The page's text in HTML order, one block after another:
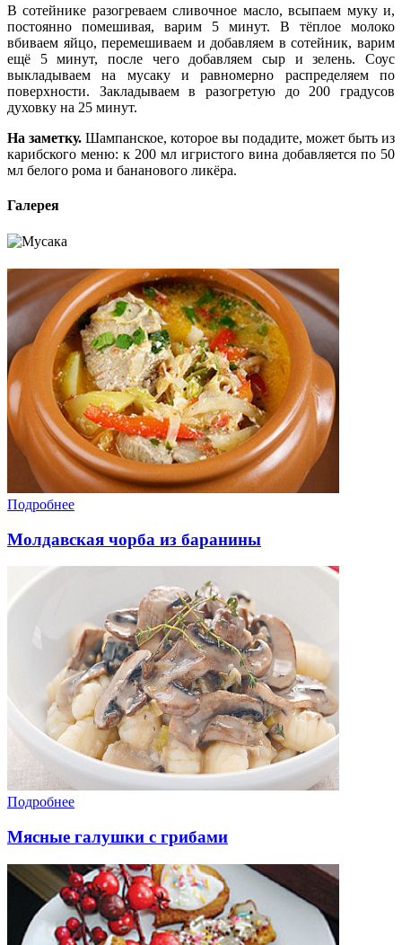
В сотейнике разогреваем сливочное масло, всыпаем муку и,
постоянно помешивая, варим 5 минут. В тёплое молоко
вбиваем яйцо, перемешиваем и добавляем в сотейник, варим
ещё 5 минут, после чего добавляем сыр и зелень. Соус
выкладываем на мусаку и равномерно распределяем по
поверхности. Закладываем в разогретую до 200 градусов
духовку на 25 минут.
На заметку. Шампан­ское, которое вы подадите, может быть из
карибского меню: к 200 мл игристого вина добавляется по 50
мл белого рома и бананового ликёра.
Галерея
Подробнее
Молдавская чорба из баранины
Подробнее
Мясные галушки с грибами